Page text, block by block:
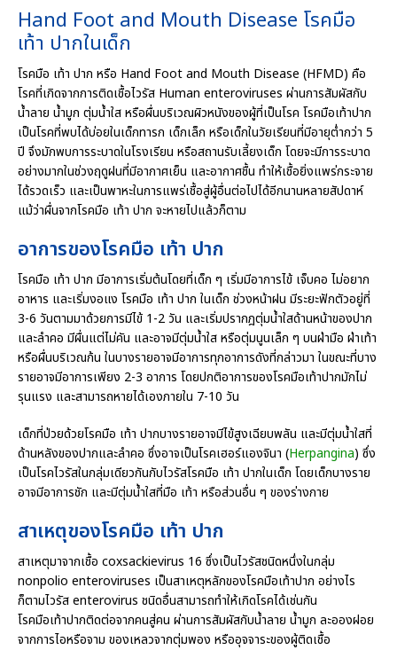
Hand Foot and Mouth Disease โรคมือ
เท้า ปากในเด็ก
โรคมือ เท้า ปาก หรือ Hand Foot and Mouth Disease (HFMD) คือ
โรคที่เกิดจากการติดเชื้อไวรัส Human enteroviruses ผ่านการสัมผัสกับ
น้ำลาย น้ำมูก ตุ่มน้ำใส หรือผื่นบริเวณผิวหนังของผู้ที่เป็นโรค โรคมือเท้าปาก
เป็นโรคที่พบได้บ่อยในเด็กทารก เด็กเล็ก หรือเด็กในวัยเรียนที่มีอายุต่ำกว่า 5
ปี จึงมักพบการระบาดในโรงเรียน หรือสถานรับเลี้ยงเด็ก โดยจะมีการระบาด
อย่างมากในช่วงฤดูฝนที่มีอากาศเย็น และอากาศชื้น ทำให้เชื้อยิ่งแพร่กระจาย
ได้รวดเร็ว และเป็นพาหะในการแพร่เชื้อสู่ผู้อื่นต่อไปได้อีกนานหลายสัปดาห์
แม้ว่าผื่นจากโรคมือ เท้า ปาก จะหายไปแล้วก็ตาม
อาการของโรคมือ เท้า ปาก
โรคมือ เท้า ปาก มีอาการเริ่มต้นโดยที่เด็ก ๆ เริ่มมีอาการไข้ เจ็บคอ ไม่อยาก
อาหาร และเริ่มงอแง โรคมือ เท้า ปาก ในเด็ก ช่วงหน้าฝน มีระยะฟักตัวอยู่ที่
3-6 วันตามมาด้วยการมีไข้ 1-2 วัน และเริ่มปรากฎตุ่มน้ำใสด้านหน้าของปาก
และลําคอ มีผื่นแต่ไม่คัน และอาจมีตุ่มน้ำใส หรือตุ่มนูนเล็ก ๆ บนฝ่ามือ ฝ่าเท้า
หรือผื่นบริเวณก้น ในบางรายอาจมีอาการทุกอาการดังที่กล่าวมา ในขณะที่บาง
รายอาจมีอาการเพียง 2-3 อาการ โดยปกติอาการของโรคมือเท้าปากมักไม่
รุนแรง และสามารถหายได้เองภายใน 7-10 วัน
เด็กที่ป่วยด้วยโรคมือ เท้า ปากบางรายอาจมีไข้สูงเฉียบพลัน และมีตุ่มน้ำใสที่
ด้านหลังของปากและลําคอ ซึ่งอาจเป็นโรคเฮอร์แองจินา (Herpangina) ซึ่ง
เป็นโรคไวรัสในกลุ่มเดียวกันกับไวรัสโรคมือ เท้า ปากในเด็ก โดยเด็กบางราย
อาจมีอาการชัก และมีตุ่มน้ำใสที่มือ เท้า หรือส่วนอื่น ๆ ของร่างกาย
สาเหตุของโรคมือ เท้า ปาก
สาเหตุมาจากเชื้อ coxsackievirus 16 ซึ่งเป็นไวรัสชนิดหนึ่งในกลุ่ม
nonpolio enteroviruses เป็นสาเหตุหลักของโรคมือเท้าปาก อย่างไร
ก็ตามไวรัส enterovirus ชนิดอื่นสามารถทำให้เกิดโรคได้เช่นกัน
โรคมือเท้าปากติดต่อจากคนสู่คน ผ่านการสัมผัสกับน้ำลาย น้ำมูก ละอองฝอย
จากการไอหรือจาม ของเหลวจากตุ่มพอง หรืออุจจาระของผู้ติดเชื้อ